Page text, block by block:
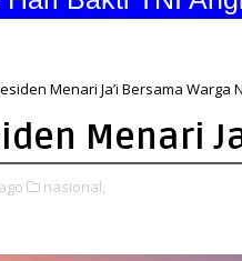
Menari Ja’i Bersama Warga
Menari
nasional,